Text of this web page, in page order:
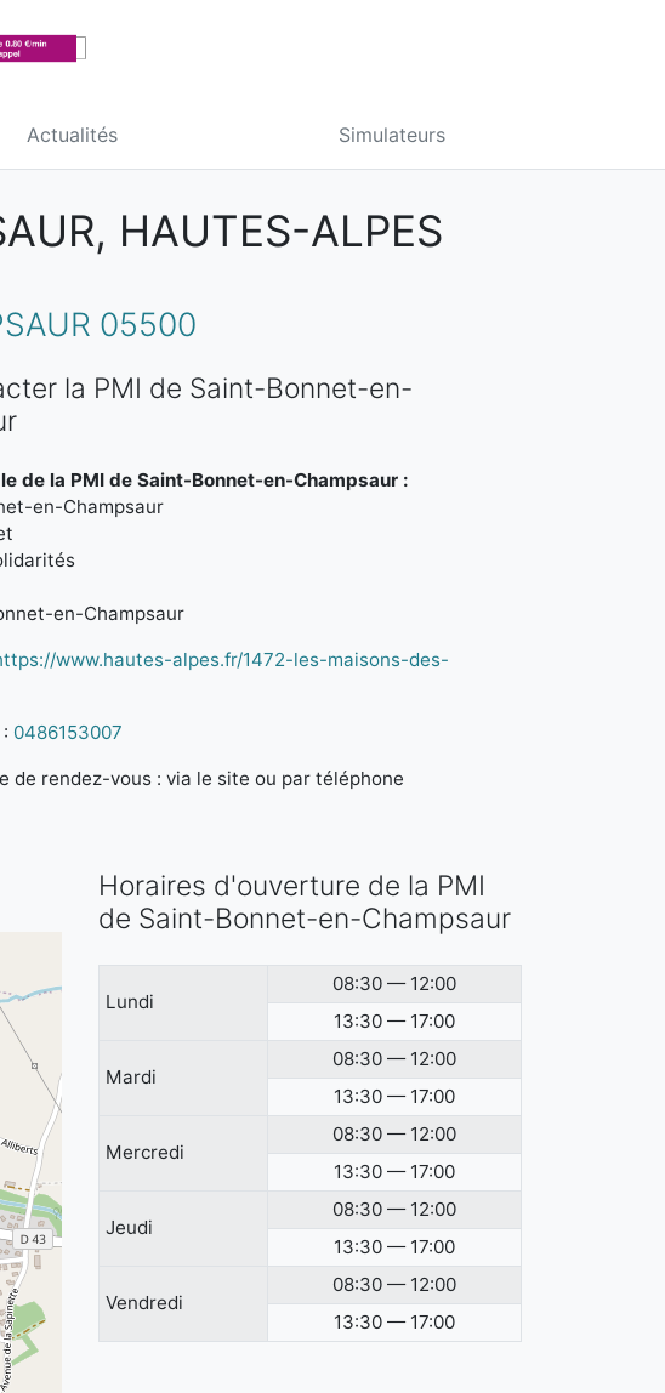
Actualités Simulateurs
HAUTES-ALPES
05500
la PMI de Saint-Bonnet-en-
de la PMI de Saint-Bonnet-en-Champsaur :
en-Champsaur
en-Champsaur
www.hautes-alpes.fr/1472-les-maisons-des-
0486153007
de rendez-vous : via le site ou par téléphone
Horaires d'ouverture de la PMI
de Saint-Bonnet-en-Champsaur
Lundi
08:30 — 12:00
13:30 — 17:00
Mardi
08:30 — 12:00
13:30 — 17:00
Mercredi
08:30 — 12:00
13:30 — 17:00
Jeudi
08:30 — 12:00
13:30 — 17:00
Vendredi
08:30 — 12:00
13:30 — 17:00